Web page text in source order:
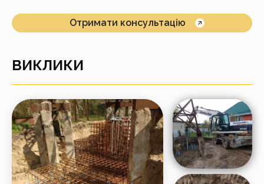
Отримати консультацію
ВИКЛИКИ